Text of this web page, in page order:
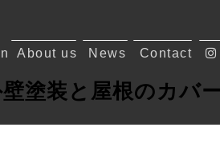
About us News Contact
塗装と屋根のカバ